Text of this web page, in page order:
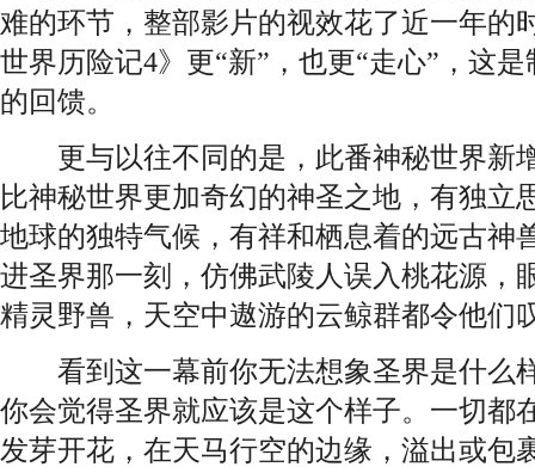
难的环节，整部影片的视效花了近一年的
世界历险记4》更“新”，也更“走心”，这
的回馈。
更与以往不同的是，此番神秘世界新
比神秘世界更加奇幻的神圣之地，有独立
地球的独特气候，有祥和栖息着的远古
进圣界那一刻，仿佛武陵人误入桃花源，
精灵野兽，天空中遨游的云鲸群都令他们
看到这一幕前你无法想象圣界是什么
你会觉得圣界就应该是这个样子。一切都
发芽开花，在天马行空的边缘，溢出或包